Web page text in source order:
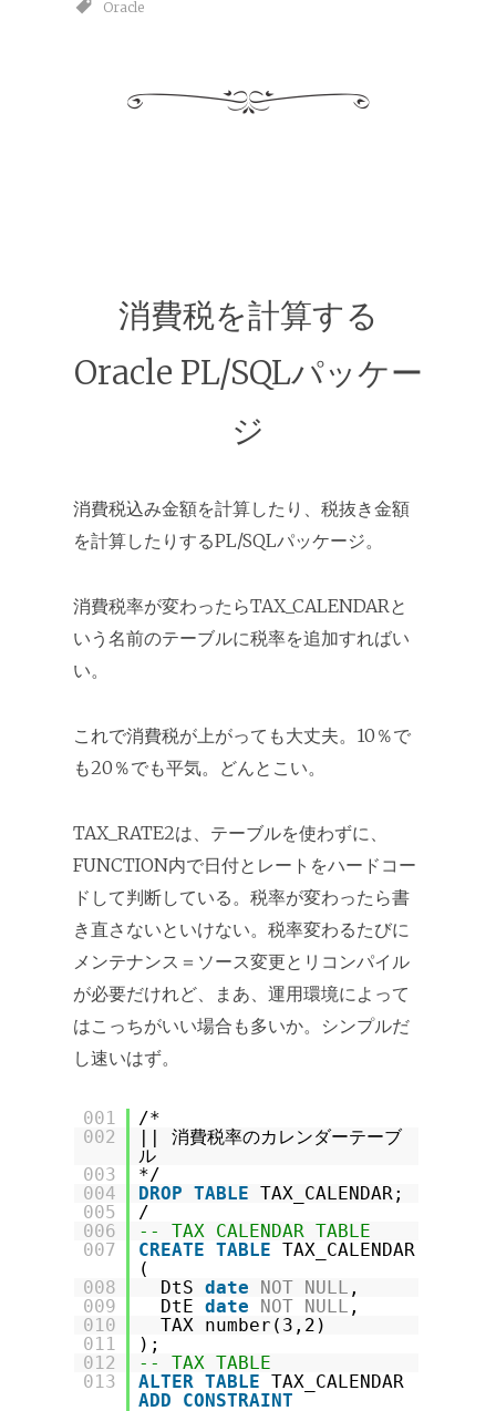
Oracle
消費税を計算する
Oracle PL/SQLパッケー
ジ
消費税込み金額を計算したり、税抜き金額
を計算したりするPL/SQLパッケージ。
消費税率が変わったらTAX_CALENDARと
いう名前のテーブルに税率を追加すればい
い。
これで消費税が上がっても大丈夫。10％で
も20％でも平気。どんとこい。
TAX_RATE2は、テーブルを使わずに、
FUNCTION内で日付とレートをハードコー
ドして判断している。税率が変わったら書
き直さないといけない。税率変わるたびに
メンテナンス＝ソース変更とリコンパイル
が必要だけれど、まあ、運用環境によって
はこっちがいい場合も多いか。シンプルだ
し速いはず。
001
/*
002
|| 消費税率のカレンダーテーブ
ル
003
*/
004
DROP TABLE TAX_CALENDAR;
005
/
006
-- TAX CALENDAR TABLE
007
CREATE TABLE TAX_CALENDAR
(
008
DtS date NOT NULL ,
009
DtE date NOT NULL ,
010
TAX number(3,2)
011
);
012
-- TAX TABLE
013
ALTER TABLE TAX_CALENDAR
ADD
CONSTRAINT